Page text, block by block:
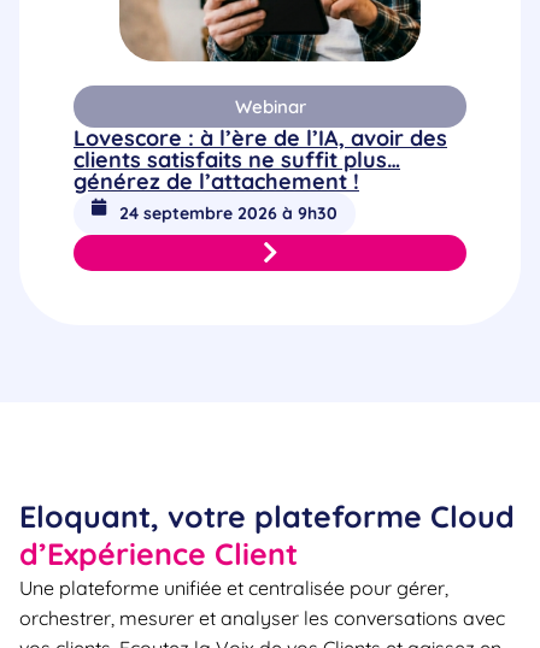
Webinar
Lovescore : à l’ère de l’IA, avoir des
clients satisfaits ne suffit plus…
générez de l’attachement !
24 septembre 2026 à 9h30
Eloquant, votre plateforme Cloud
d’Expérience Client
Une plateforme unifiée et centralisée pour gérer,
orchestrer, mesurer et analyser les conversations avec